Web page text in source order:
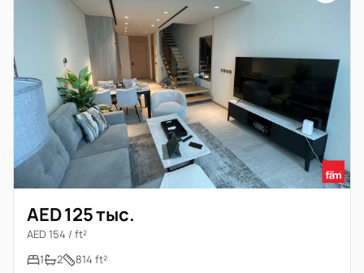
AED 125 тыс.
AED 154 / ft²
1
2 814 ft²